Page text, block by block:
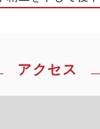
アクセス